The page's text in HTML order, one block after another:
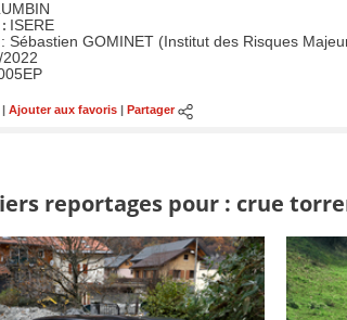
ISERE
: Sébastien GOMINET (Institut des Risques
Ajouter aux favoris Partager
reportages pour : crue